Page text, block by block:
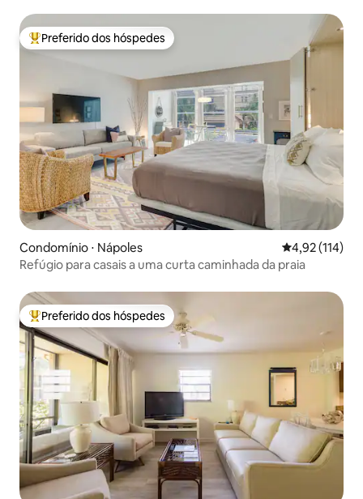
Entre os melhores preferidos dos hóspedes
Preferido dos hóspedes
Condomínio ⋅ Nápoles 4,92 de uma
4,92 (114)
Refúgio para casais a uma curta caminhada da praia
Entre os melhores preferidos dos hóspedes
Preferido dos hóspedes